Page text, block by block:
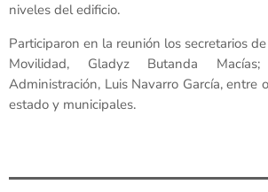
niveles del edificio.
Participaron en la reunión los secretarios
Movilidad, Gladyz Butanda
Administración, Luis Navarro García, entre
estado y municipales.